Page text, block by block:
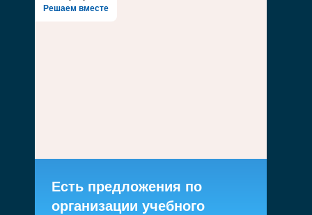
Решаем вместе
Есть предложения по
организации учебного